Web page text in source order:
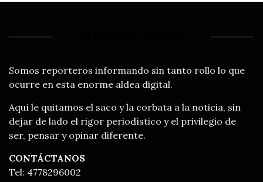
Somos reporteros informando sin tanto rollo lo que
ocurre en esta enorme aldea digital.
Aquí le quitamos el saco y la corbata a la noticia, sin
dejar de lado el rigor periodístico y el privilegio de
ser, pensar y opinar diferente.
CONTÁCTANOS
Tel: 4778296002